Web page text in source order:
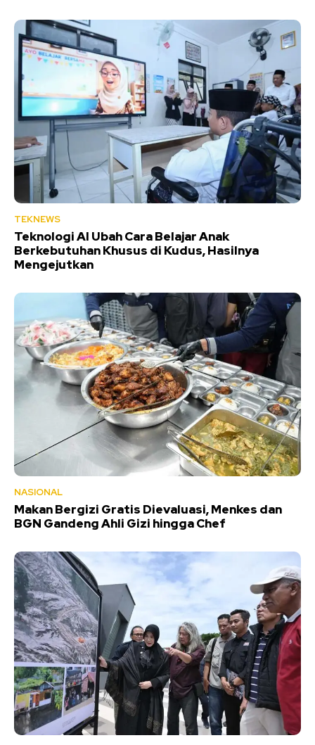
TEKNEWS
Teknologi AI Ubah Cara Belajar Anak
Berkebutuhan Khusus di Kudus, Hasilnya
Mengejutkan
NASIONAL
Makan Bergizi Gratis Dievaluasi, Menkes dan
BGN Gandeng Ahli Gizi hingga Chef